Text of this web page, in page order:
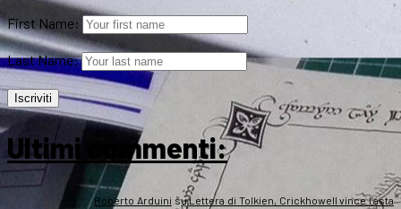
First Name:
Last Name:
Ultimi commenti:
Roberto Arduini suLettera di Tolkien, Crickhowell vince l’asta